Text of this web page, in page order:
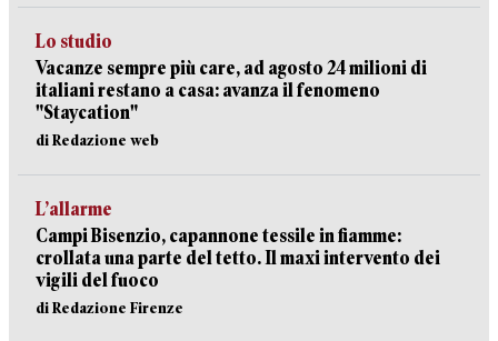
Lo studio
Vacanze sempre più care, ad agosto 24 milioni di
italiani restano a casa: avanza il fenomeno
"Staycation"
di Redazione web
L’allarme
Campi Bisenzio, capannone tessile in fiamme:
crollata una parte del tetto. Il maxi intervento dei
vigili del fuoco
di Redazione Firenze